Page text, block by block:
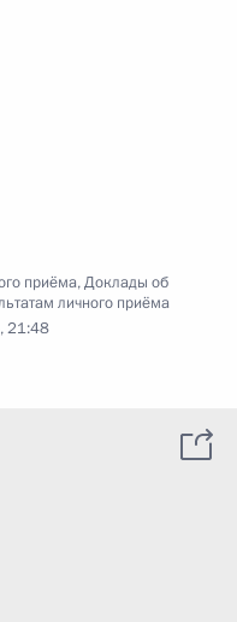
приёма,Доклады об
личного приёма
21:48